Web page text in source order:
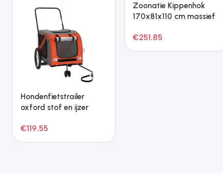
Zoonatie Kattenmeubel
met sisal krabpalen 86
€41.15